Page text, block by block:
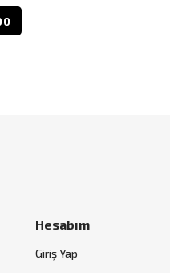
Hesabım
Giriş Yap